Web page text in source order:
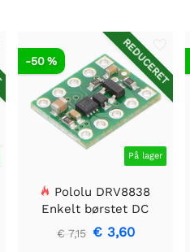
REDUCERET
På lager
-50 %
Pololu DRV8838
Enkelt børstet DC
Motor Driver Holder
€ 7,15 € 3,60